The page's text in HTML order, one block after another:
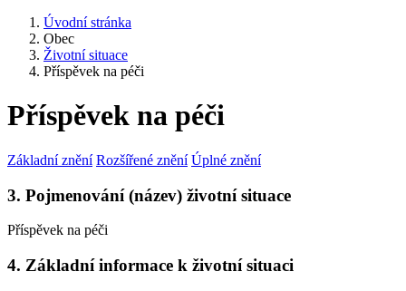
Úvodní stránka
Obec
Životní situace
Příspěvek na péči
Příspěvek na péči
Základní znění Rozšířené znění Úplné znění
3. Pojmenování (název) životní situace
Příspěvek na péči
4. Základní informace k životní situaci